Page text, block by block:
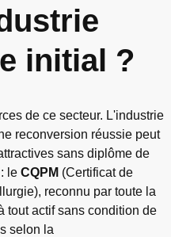
initial ?
de ce secteur. L'industrie
reconversion réussie peut
sans diplôme de
le CQPM (Certificat de
reconnu par toute la
tout actif sans condition de
selon la